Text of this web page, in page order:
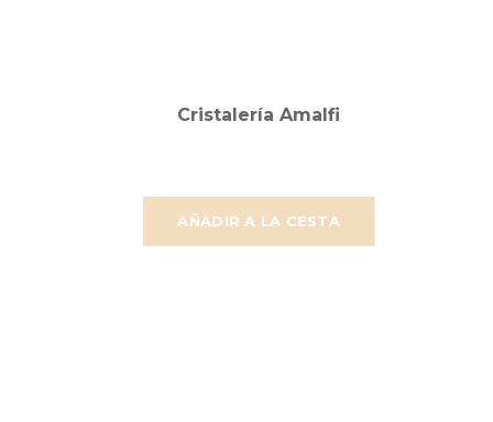
AÑADIR A LA CESTA
Cristalería Amalfi